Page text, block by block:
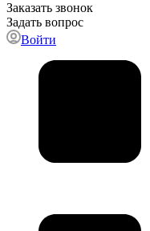
Заказать звонок
Задать вопрос
Войти